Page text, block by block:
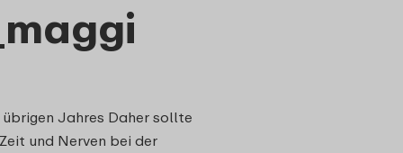
Jahres Daher sollte
und Nerven bei der